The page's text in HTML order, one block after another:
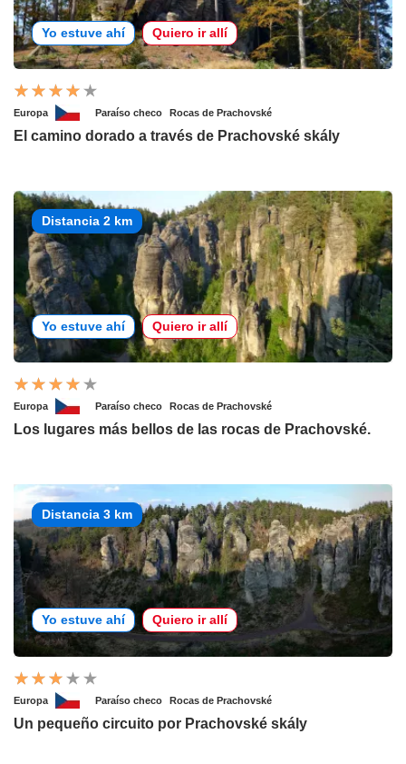
Yo estuve ahí Quiero ir allí
Europa Paraíso checo Rocas de Prachovské
El camino dorado a través de Prachovské skály
Distancia 2 km
Yo estuve ahí Quiero ir allí
Europa Paraíso checo Rocas de Prachovské
Los lugares más bellos de las rocas de Prachovské.
Distancia 3 km
Yo estuve ahí Quiero ir allí
Europa Paraíso checo Rocas de Prachovské
Un pequeño circuito por Prachovské skály